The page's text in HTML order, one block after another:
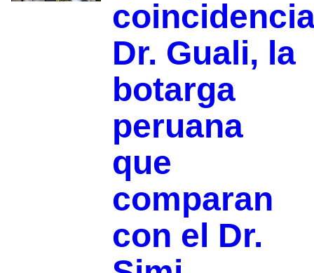
Dr. Guali, la
botarga
peruana
que
comparan
con el Dr.